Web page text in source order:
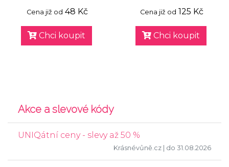
Cena již od 48 Kč
Chci koupit
Cena již od 125 Kč
Chci koupit
Akce a slevové kódy
UNIQátní ceny - slevy až 50 %
Krásnévůně.cz | do 31.08.2026